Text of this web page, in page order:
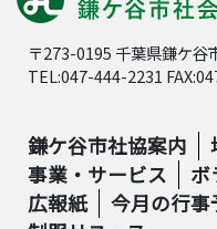
〒273-0195 千葉県鎌ケ
TEL:047-444-2231
鎌ケ谷市社協案内
事業・サービス
ボ
広報紙
今月の行事